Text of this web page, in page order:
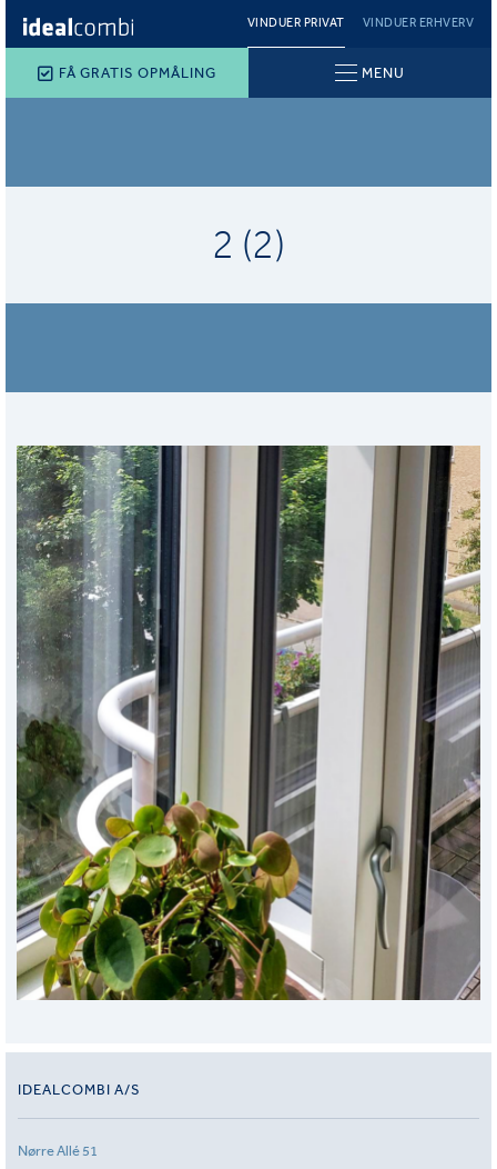
VINDUER PRIVAT VINDUER ERHVERV
FÅ GRATIS OPMÅLING MENU
2 (2)
IDEALCOMBI A/S
Nørre Allé 51